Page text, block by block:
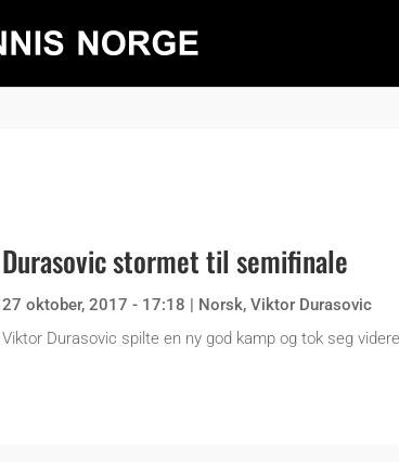
Durasovic stormet til semifinale
27 oktober, 2017 - 17:18 Norsk, Viktor Durasovic
Viktor Durasovic spilte en ny god kamp og tok seg